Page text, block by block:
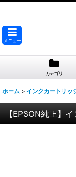
メニュー
カテゴリ
ホーム > インクカートリッ
【EPSON純正】